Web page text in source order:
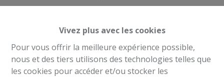
Vivez plus avec les cookies
Pour vous offrir la meilleure expérience possible,
nous et des tiers utilisons des technologies telles que
les cookies pour accéder et/ou stocker les
À Vendre À Louer